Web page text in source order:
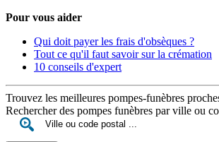
Pour vous aider
Qui doit payer les frais d'obsèques ?
Tout ce qu'il faut savoir sur la crémation
10 conseils d'expert
Trouvez les meilleures pompes-funèbres
Rechercher des pompes funèbres par ville ou